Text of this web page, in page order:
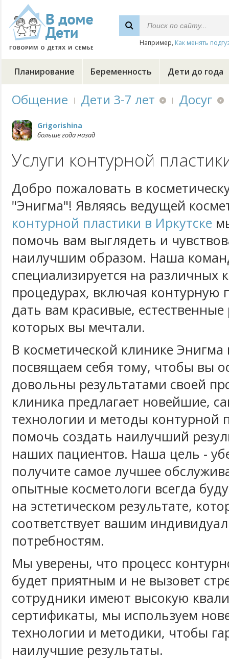
Например, Как менять
Планирование Беременность Дети до года
Общение Дети 3-7 лет Досуг
Grigorishina
больше года назад
Услуги контурной
Добро пожаловать в
"Энигма"! Являясь ведущей
контурной пластики в Иркутске
помочь вам выглядеть и
наилучшим образом. Наша
специализируется на различных
процедурах, включая контурную
дать вам красивые, естественные
которых вы мечтали.
В косметической клинике
посвящаем себя тому, чтобы вы
довольны результатами своей
клиника предлагает новейшие,
технологии и методы контурной
помочь создать наилучший
наших пациентов. Наша цель -
получите самое лучшее
опытные косметологи всегда
на эстетическом результате,
соответствует вашим
потребностям.
Мы уверены, что процесс
будет приятным и не вызовет
сотрудники имеют высокую
сертификаты, мы используем
технологии и методики, чтобы
наилучшие результаты.